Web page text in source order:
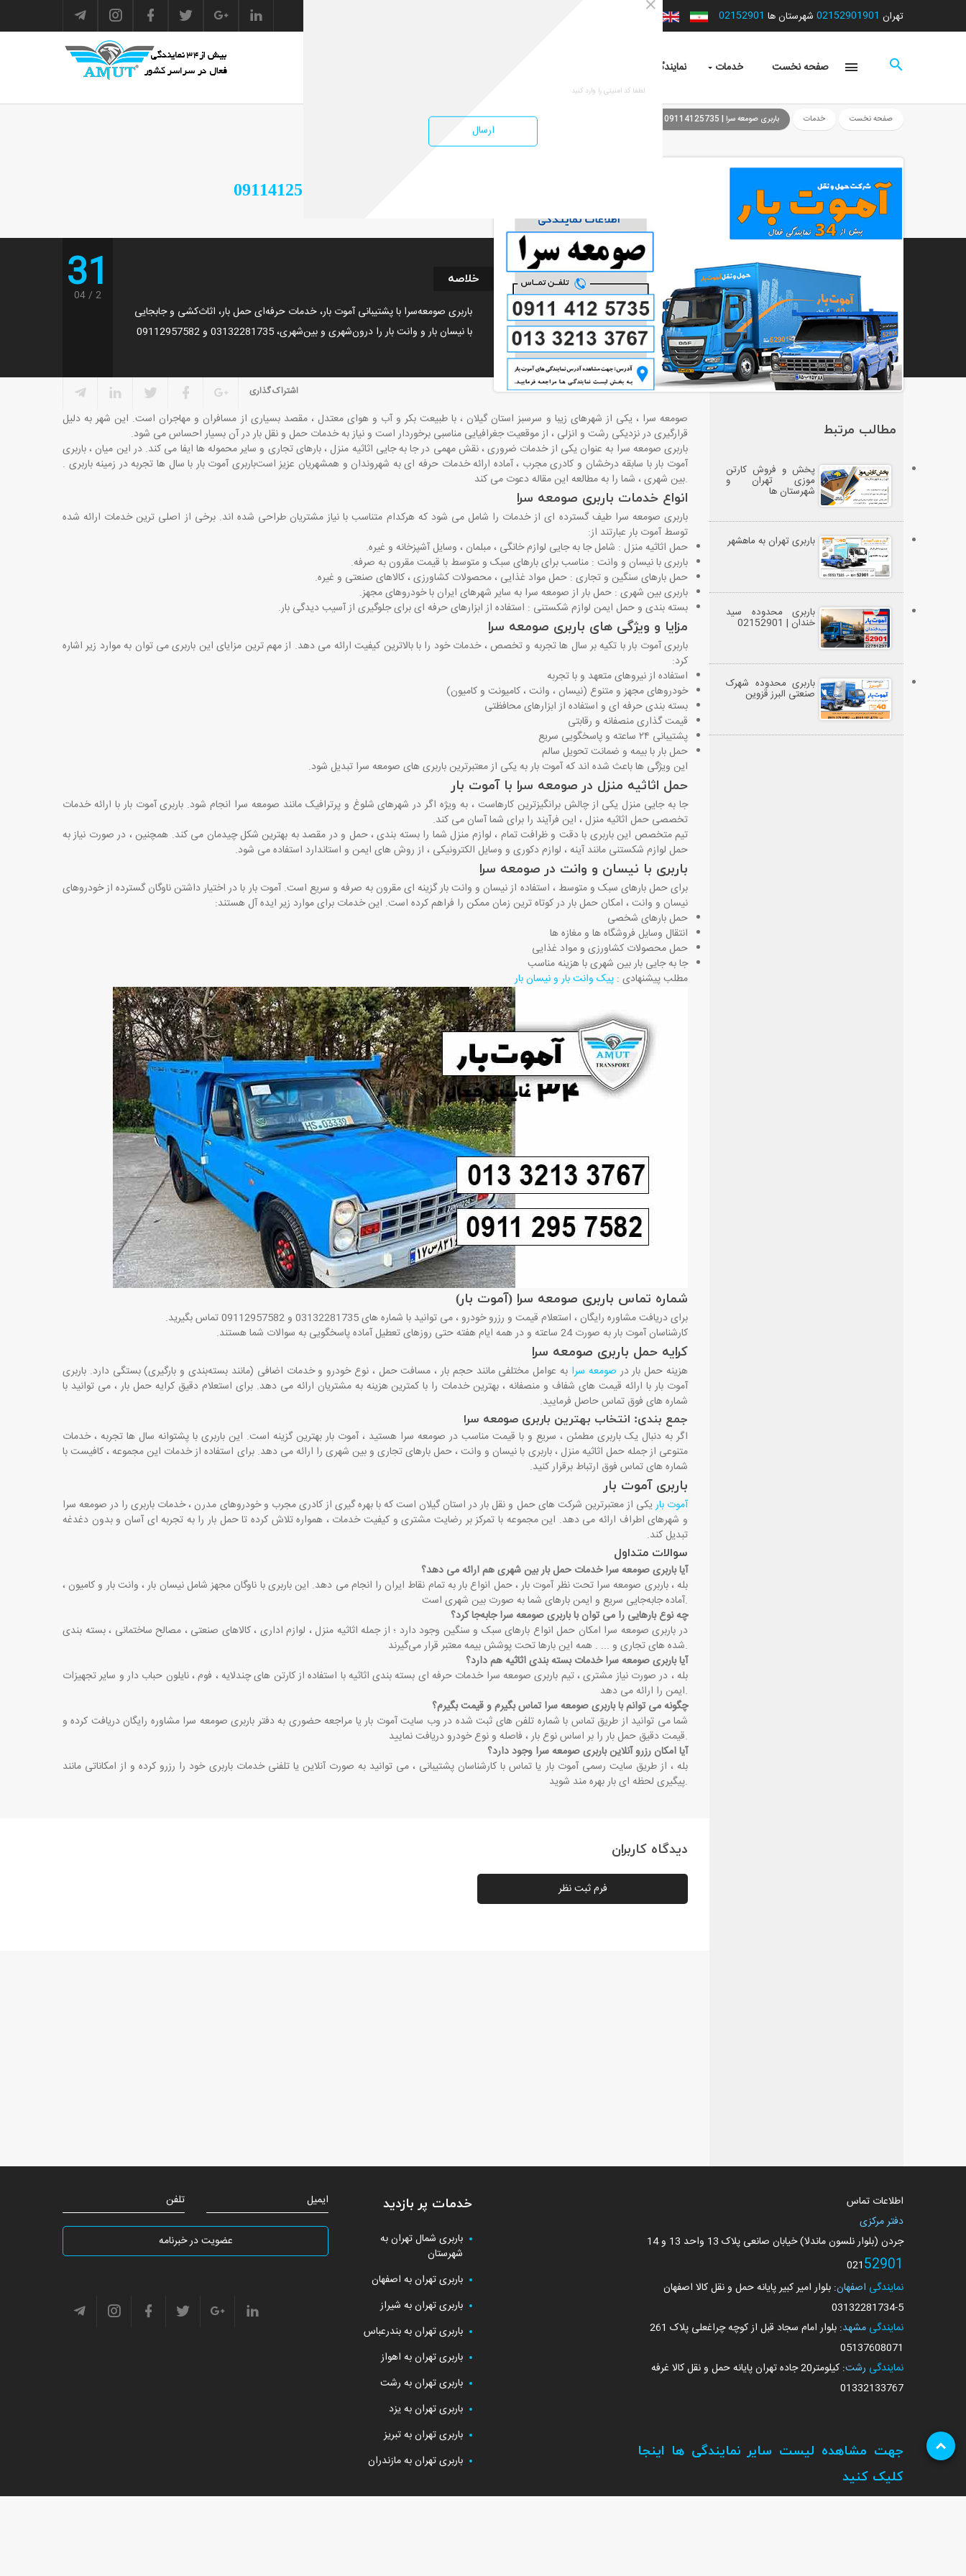
تهران 02152901901 شهرستان ها 02152901
صفحه نخست خدمات نمایندگی ها
صفحه نخست خدمات باربری صومعه سرا | 09114125735
خلاصه
باربری صومعه‌سرا با پشتیبانی آموت بار، خدمات حرفه‌ای حمل بار، اثاث‌کشی و جابجایی
با نیسان بار و وانت بار را درون‌شهری و بین‌شهری، 03132281735 و 09112957582
31
2
04
اشتراک گذاری
صومعه ‌سرا ، یکی از شهرهای زیبا و سرسبز استان گیلان ، با طبیعت بکر و آب ‌و هوای معتدل ، مقصد بسیاری از مسافران و مهاجران است. این شهر به دلیل
قرارگیری در نزدیکی رشت و انزلی ، از موقعیت جغرافیایی مناسبی برخوردار است و نیاز به خدمات حمل ‌و نقل بار در آن بسیار احساس می ‌شود.
باربری صومعه‌ سرا به عنوان یکی از خدمات ضروری ، نقش مهمی در جا به‌ جایی اثاثیه منزل ، بارهای تجاری و سایر محموله ‌ها ایفا می‌ کند. در این میان ، باربری
آموت بار با سابقه درخشان و کادری مجرب ، آماده ارائه خدمات حرفه ‌ای به شهروندان و همشهریان عزیز است
. باربری آموت بار با سال ها تجربه در زمینه باربری
بین شهری ، شما را به مطالعه این مقاله دعوت می کند.
انواع خدمات باربری صومعه سرا
باربری صومعه سرا طیف گسترده ‌ای از خدمات را شامل می ‌شود که هرکدام متناسب با نیاز مشتریان طراحی شده ‌اند. برخی از اصلی ‌ترین خدمات ارائه ‌شده
توسط آموت بار عبارتند از:
حمل اثاثیه منزل : شامل جا به‌ جایی لوازم خانگی ، مبلمان ، وسایل آشپزخانه و غیره.
باربری با نیسان و وانت : مناسب برای بارهای سبک و متوسط با قیمت مقرون ‌به ‌صرفه.
حمل بارهای سنگین و تجاری : حمل مواد غذایی ، محصولات کشاورزی ، کالاهای صنعتی و غیره.
باربری بین ‌شهری : حمل بار از صومعه‌ سرا به سایر شهرهای ایران با خودروهای مجهز.
بسته ‌بندی و حمل ایمن لوازم شکستنی : استفاده از ابزارهای حرفه ‌ای برای جلوگیری از آسیب ‌دیدگی بار.
مزایا و ویژگی‌ های باربری صومعه سرا
باربری آموت بار با تکیه بر سال ‌ها تجربه و تخصص ، خدمات خود را با بالاترین کیفیت ارائه می‌ دهد. از مهم‌ ترین مزایای این باربری می ‌توان به موارد زیر اشاره
کرد:
استفاده از نیروهای متعهد و با تجربه
خودروهای مجهز و متنوع (نیسان ، وانت ، کامیونت و کامیون)
بسته ‌بندی حرفه ‌ای و استفاده از ابزارهای محافظتی
قیمت‌ گذاری منصفانه و رقابتی
پشتیبانی ۲۴ ساعته و پاسخگویی سریع
حمل بار با بیمه و ضمانت تحویل سالم
این ویژگی ‌ها باعث شده ‌اند که آموت بار به یکی از معتبرترین باربری‌ های صومعه ‌سرا تبدیل شود.
حمل اثاثیه منزل در صومعه سرا با آموت بار
جا به ‌جایی منزل یکی از چالش ‌برانگیزترین کارهاست ، به ‌ویژه اگر در شهرهای شلوغ و پرترافیک مانند صومعه‌ سرا انجام شود. باربری آموت بار با ارائه خدمات
تخصصی حمل اثاثیه منزل ، این فرآیند را برای شما آسان می ‌کند.
تیم متخصص این باربری با دقت و ظرافت تمام ، لوازم منزل شما را بسته ‌بندی ، حمل و در مقصد به بهترین شکل چیدمان می‌ کند. همچنین ، در صورت نیاز به
حمل لوازم شکستنی مانند آینه ، لوازم دکوری و وسایل الکترونیکی ، از روش ‌های ایمن و استاندارد استفاده می‌ شود.
باربری با نیسان و وانت در صومعه سرا
برای حمل بارهای سبک و متوسط ، استفاده از نیسان و وانت ‌بار گزینه ‌ای مقرون ‌به‌ صرفه و سریع است. آموت بار با در اختیار داشتن ناوگان گسترده از خودروهای
نیسان و وانت ، امکان حمل بار در کوتاه‌ ترین زمان ممکن را فراهم کرده است. این خدمات برای موارد زیر ایده ‌آل هستند:
حمل بارهای شخصی
انتقال وسایل فروشگاه‌ ها و مغازه ‌ها
حمل محصولات کشاورزی و مواد غذایی
جا به ‌جایی بار بین شهری با هزینه مناسب
مطلب پیشنهادی : پیک وانت بار و نیسان بار
شماره تماس باربری صومعه سرا (آموت بار)
برای دریافت مشاوره رایگان ، استعلام قیمت و رزرو خودرو ، می ‌توانید با شماره ‌های 03132281735 و 09112957582 تماس بگیرید.
کارشناسان آموت بار به صورت 24 ساعته و در همه ایام هفته حتی روزهای تعطیل آماده پاسخگویی به سوالات شما هستند
.
کرایه حمل باربری صومعه سرا
هزینه حمل بار در صومعه ‌سرا به عوامل مختلفی مانند حجم بار ، مسافت حمل ، نوع خودرو و خدمات اضافی (مانند بسته‌بندی و بارگیری) بستگی دارد. باربری
آموت بار با ارائه قیمت ‌های شفاف و منصفانه ، بهترین خدمات را با کمترین هزینه به مشتریان ارائه می‌ دهد. برای استعلام دقیق کرایه حمل بار ، می ‌توانید با
شماره ‌های فوق تماس حاصل فرمایید.
جمع ‌بندی: انتخاب بهترین باربری صومعه سرا
اگر به دنبال یک باربری مطمئن ، سریع و با قیمت مناسب در صومعه‌ سرا هستید ، آموت بار بهترین گزینه است. این باربری با پشتوانه سال ‌ها تجربه ، خدمات
متنوعی از جمله حمل اثاثیه منزل ، باربری با نیسان و وانت ، حمل بارهای تجاری و بین ‌شهری را ارائه می ‌دهد. برای استفاده از خدمات این مجموعه ، کافیست با
شماره ‌های تماس فوق ارتباط برقرار کنید.
باربری آموت بار
آموت باریکی از معتبرترین شرکت‌ های حمل‌ و نقل بار در استان گیلان است که با بهره‌ گیری از کادری مجرب و خودروهای مدرن ، خدمات باربری را در صومعه ‌سرا
و شهرهای اطراف ارائه می ‌دهد. این مجموعه با تمرکز بر رضایت مشتری و کیفیت خدمات ، همواره تلاش کرده تا حمل بار را به تجربه ‌ای آسان و بدون دغدغه
تبدیل کند.
سوالات متداول
آیا باربری صومعه سرا خدمات حمل بار بین ‌شهری هم ارائه می ‌دهد؟
بله ، باربری صومعه سرا تحت نظر آموت بار ، حمل انواع بار به تمام نقاط ایران را انجام می ‌دهد. این باربری با ناوگان مجهز شامل نیسان بار ، وانت بار و کامیون ،
آماده جابه‌جایی سریع و ایمن بارهای شما به صورت بین ‌شهری است.
چه نوع بارهایی را می توان با باربری صومعه سرا جابه‌جا کرد؟
در باربری صومعه سرا امکان حمل انواع بارهای سبک و سنگین وجود دارد ؛ از جمله اثاثیه منزل ، لوازم اداری ، کالاهای صنعتی ، مصالح ساختمانی ، بسته ‌بندی
‌شده ‌های تجاری و ... . همه این بارها تحت پوشش بیمه معتبر قرار می‌گیرند.
آیا باربری صومعه سرا خدمات بسته ‌بندی اثاثیه هم دارد؟
بله ، در صورت نیاز مشتری ، تیم باربری صومعه سرا خدمات حرفه‌ ای بسته‌ بندی اثاثیه با استفاده از کارتن ‌های چندلایه ، فوم ، نایلون حباب‌ دار و سایر تجهیزات
ایمن را ارائه می ‌دهد.
چگونه می ‌توانم با باربری صومعه سرا تماس بگیرم و قیمت بگیرم؟
شما می‌ توانید از طریق تماس با شماره تلفن ‌های ثبت ‌شده در وب ‌سایت آموت بار یا مراجعه حضوری به دفتر باربری صومعه سرا مشاوره رایگان دریافت کرده و
قیمت دقیق حمل بار را بر اساس نوع بار ، فاصله و نوع خودرو دریافت نمایید.
آیا امکان رزرو آنلاین باربری صومعه سرا وجود دارد؟
بله ، از طریق سایت رسمی آموت بار یا تماس با کارشناسان پشتیبانی ، می ‌توانید به ‌صورت آنلاین یا تلفنی خدمات باربری خود را رزرو کرده و از امکاناتی مانند
پیگیری لحظه ‌ای بار بهره ‌مند شوید.
دیدگاه کاربران
فرم ثبت نظر
مطالب مرتبط
پخش و فروش کارتن
موزی تهران و
شهرستان ها
باربری تهران به ماهشهر
باربری محدوده سید
خندان | 02152901
باربری محدوده شهرک
صنعتی البرز قزوین
اطلاعات تماس
دفتر مرکزی
جردن (بلوار نلسون ماندلا) خیابان صانعی پلاک 13 واحد 13 و 14
02152901
نمایندگی اصفهان: بلوار امیر کبیر پایانه حمل و نقل کالا اصفهان
03132281734-5
نمایندگی مشهد: بلوار امام سجاد قبل از کوچه چراغعلی پلاک 261
05137608071
نمایندگی رشت: کیلومتر20 جاده تهران پایانه حمل و نقل کالا غرفه
01332133767
جهت مشاهده لیست سایر نمایندگی ها اینجا
کلیک کنید
خدمات پر بازدید
باربری شمال تهران به
شهرستان
باربری تهران به اصفهان
باربری تهران به شیراز
باربری تهران به بندرعباس
باربری تهران به اهواز
باربری تهران به رشت
باربری تهران به یزد
باربری تهران به تبریز
باربری تهران به مازندران
ایمیل تلفن
عضویت در خبرنامه
ارسال